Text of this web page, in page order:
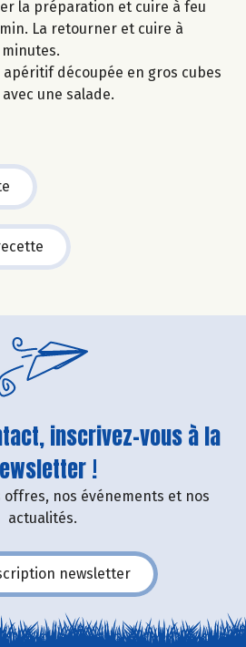
la préparation et cuire à feu
La retourner et cuire à
découpée en gros cubes
une salade.
inscrivez-vous à la
!
offres, nos événements et nos
actualités.
newsletter